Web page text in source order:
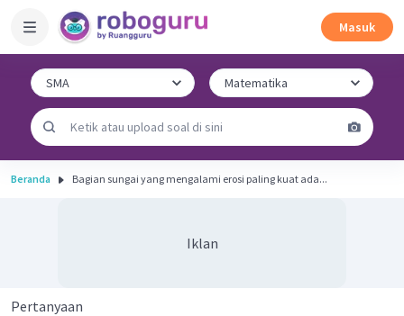
Masuk
Beranda Bagian sungai yang mengalami erosi paling kuat ada...
Iklan
Pertanyaan